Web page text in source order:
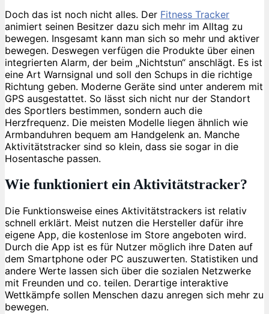
Doch das ist noch nicht alles. Der Fitness Tracker
animiert seinen Besitzer dazu sich mehr im Alltag zu
bewegen. Insgesamt kann man sich so mehr und aktiver
bewegen. Deswegen verfügen die Produkte über einen
integrierten Alarm, der beim „Nichtstun“ anschlägt. Es ist
eine Art Warnsignal und soll den Schups in die richtige
Richtung geben. Moderne Geräte sind unter anderem mit
GPS ausgestattet. So lässt sich nicht nur der Standort
des Sportlers bestimmen, sondern auch die
Herzfrequenz. Die meisten Modelle liegen ähnlich wie
Armbanduhren bequem am Handgelenk an. Manche
Aktivitätstracker sind so klein, dass sie sogar in die
Hosentasche passen.
Wie funktioniert ein Aktivitätstracker?
Die Funktionsweise eines Aktivitätstrackers ist relativ
schnell erklärt. Meist nutzen die Hersteller dafür ihre
eigene App, die kostenlose im Store angeboten wird.
Durch die App ist es für Nutzer möglich ihre Daten auf
dem Smartphone oder PC auszuwerten. Statistiken und
andere Werte lassen sich über die sozialen Netzwerke
mit Freunden und co. teilen. Derartige interaktive
Wettkämpfe sollen Menschen dazu anregen sich mehr zu
bewegen.